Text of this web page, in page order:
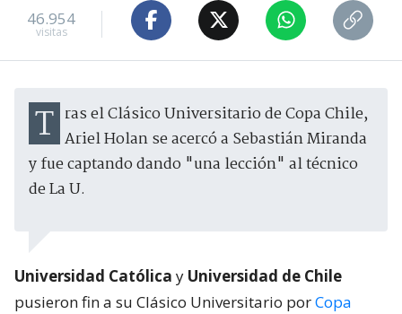
46.954
visitas
Tras el Clásico Universitario de Copa Chile, Ariel Holan se acercó a Sebastián Miranda
y fue captando dando "una lección" al técnico
de La U.
Universidad Católica y Universidad de Chile
pusieron fin a su Clásico Universitario porCopa